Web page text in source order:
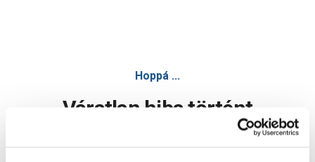
Hoppá ...
Váratlan hiba történt